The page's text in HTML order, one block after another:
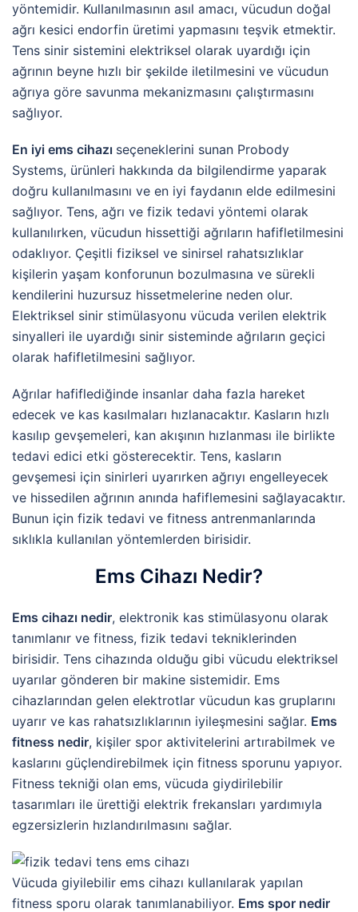
yöntemidir. Kullanılmasının asıl amacı, vücudun doğal
ağrı kesici endorfin üretimi yapmasını teşvik etmektir.
Tens sinir sistemini elektriksel olarak uyardığı için
ağrının beyne hızlı bir şekilde iletilmesini ve vücudun
ağrıya göre savunma mekanizmasını çalıştırmasını
sağlıyor.
En iyi ems cihazı seçeneklerini sunan Probody
Systems, ürünleri hakkında da bilgilendirme yaparak
doğru kullanılmasını ve en iyi faydanın elde edilmesini
sağlıyor. Tens, ağrı ve fizik tedavi yöntemi olarak
kullanılırken, vücudun hissettiği ağrıların hafifletilmesini
odaklıyor. Çeşitli fiziksel ve sinirsel rahatsızlıklar
kişilerin yaşam konforunun bozulmasına ve sürekli
kendilerini huzursuz hissetmelerine neden olur.
Elektriksel sinir stimülasyonu vücuda verilen elektrik
sinyalleri ile uyardığı sinir sisteminde ağrıların geçici
olarak hafifletilmesini sağlıyor.
Ağrılar hafiflediğinde insanlar daha fazla hareket
edecek ve kas kasılmaları hızlanacaktır. Kasların hızlı
kasılıp gevşemeleri, kan akışının hızlanması ile birlikte
tedavi edici etki gösterecektir. Tens, kasların
gevşemesi için sinirleri uyarırken ağrıyı engelleyecek
ve hissedilen ağrının anında hafiflemesini sağlayacaktır.
Bunun için fizik tedavi ve fitness antrenmanlarında
sıklıkla kullanılan yöntemlerden birisidir.
Ems Cihazı Nedir?
Ems cihazı nedir, elektronik kas stimülasyonu olarak
tanımlanır ve fitness, fizik tedavi tekniklerinden
birisidir. Tens cihazında olduğu gibi vücudu elektriksel
uyarılar gönderen bir makine sistemidir. Ems
cihazlarından gelen elektrotlar vücudun kas gruplarını
uyarır ve kas rahatsızlıklarının iyileşmesini sağlar. Ems
fitness nedir, kişiler spor aktivitelerini artırabilmek ve
kaslarını güçlendirebilmek için fitness sporunu yapıyor.
Fitness tekniği olan ems, vücuda giydirilebilir
tasarımları ile ürettiği elektrik frekansları yardımıyla
egzersizlerin hızlandırılmasını sağlar.
Vücuda giyilebilir ems cihazı kullanılarak yapılan
fitness sporu olarak tanımlanabiliyor. Ems spor nedir